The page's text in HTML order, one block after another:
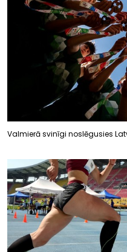
Valmierā svinīgi noslēgusies